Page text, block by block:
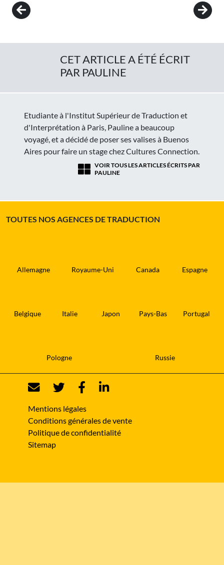
Post navigation
CET ARTICLE A ÉTÉ ÉCRIT
PAR PAULINE
Etudiante à l'Institut Supérieur de Traduction et
d'Interprétation à Paris, Pauline a beaucoup
voyagé, et a décidé de poser ses valises à Buenos
Aires pour faire un stage chez Cultures Connection.
VOIR TOUS LES ARTICLES ÉCRITS PAR
PAULINE
TOUTES NOS AGENCES DE TRADUCTION
Allemagne Royaume-Uni Canada Espagne
Belgique Italie Japon Pays-Bas Portugal
Pologne Russie
Mentions légales
Conditions générales de vente
Politique de confidentialité
Sitemap